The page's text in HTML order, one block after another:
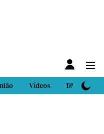
Vídeos DN Sport